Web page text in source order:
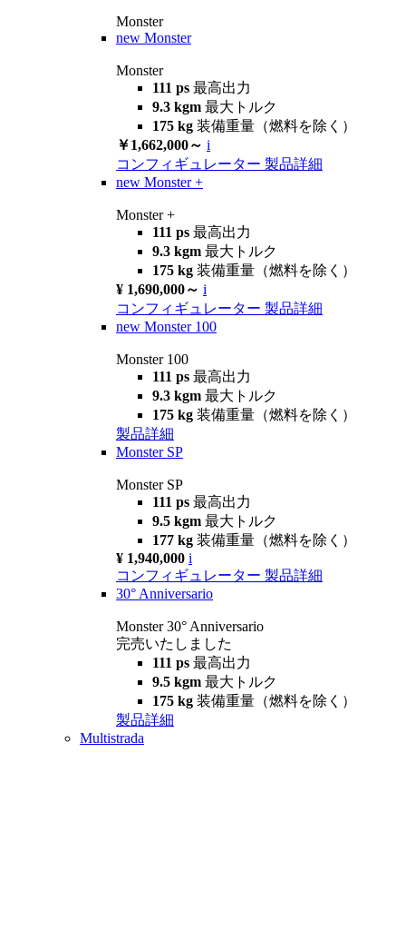
Monster
new Monster
Monster
111 ps 最高出力
9.3 kgm 最大トルク
175 kg 装備重量（燃料を除く）
￥1,662,000～ i
コンフィギュレーター 製品詳細
new Monster +
Monster +
111 ps 最高出力
9.3 kgm 最大トルク
175 kg 装備重量（燃料を除く）
¥ 1,690,000～ i
コンフィギュレーター 製品詳細
new Monster 100
Monster 100
111 ps 最高出力
9.3 kgm 最大トルク
175 kg 装備重量（燃料を除く）
製品詳細
Monster SP
Monster SP
111 ps 最高出力
9.5 kgm 最大トルク
177 kg 装備重量（燃料を除く）
¥ 1,940,000 i
コンフィギュレーター 製品詳細
30° Anniversario
Monster 30° Anniversario
完売いたしました
111 ps 最高出力
9.5 kgm 最大トルク
175 kg 装備重量（燃料を除く）
製品詳細
Multistrada